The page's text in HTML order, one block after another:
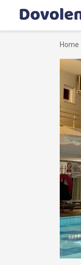
Home